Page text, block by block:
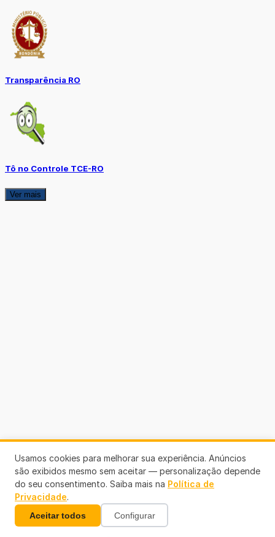
Transparência RO
Tô no Controle TCE-RO
Ver mais
Usamos cookies para melhorar sua experiência. Anúncios
são exibidos mesmo sem aceitar — personalização depende
do seu consentimento. Saiba mais na Política de
Privacidade.
Aceitar todos Configurar